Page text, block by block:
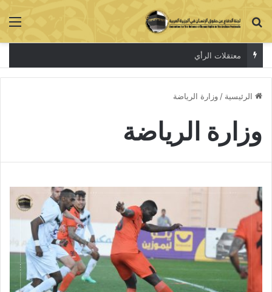
بحث عن
معتقلات الرأي
الرئيسية / وزارة الرياضة
وزارة الرياضة